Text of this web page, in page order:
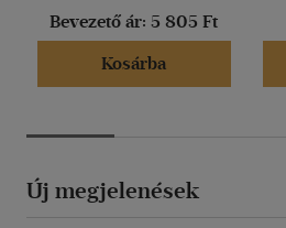
Bevezető ár: 5 805 Ft
Kosárba
Új megjelenések